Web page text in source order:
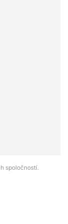
spoločností.